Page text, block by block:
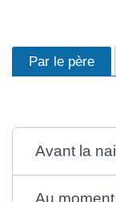
Par le père
Avant la
Au